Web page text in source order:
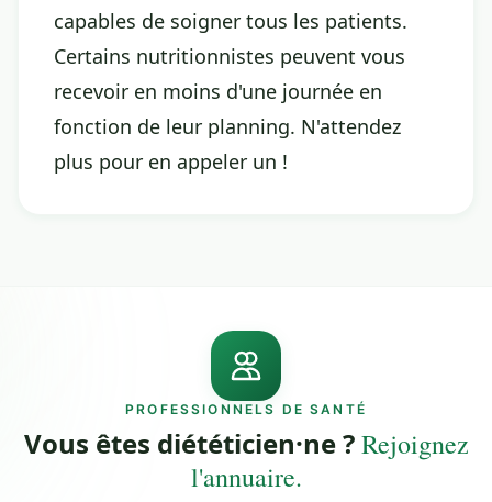
capables de soigner tous les patients.
Certains nutritionnistes peuvent vous
recevoir en moins d'une journée en
fonction de leur planning. N'attendez
plus pour en appeler un !
PROFESSIONNELS DE SANTÉ
Vous êtes diététicien·ne ?Rejoignez
l'annuaire.